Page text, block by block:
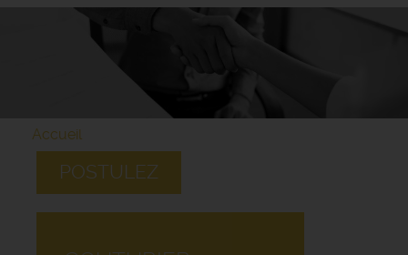
Accueil
POSTULEZ